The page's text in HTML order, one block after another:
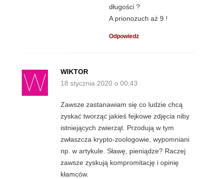
długości ?
A prionozuch aż 9 !
Odpowiedz
WIKTOR
18 stycznia 2020 o 00:43
Zawsze zastanawiam się co ludzie chcą
zyskać tworząc jakieś fejkowe zdjęcia niby
istniejących zwierząt. Przodują w tym
zwłaszcza krypto-zoologowie, wypomniani
np. w artykule. Sławę, pieniądze? Raczej
zawsze zyskują kompromitację i opinię
kłamców.